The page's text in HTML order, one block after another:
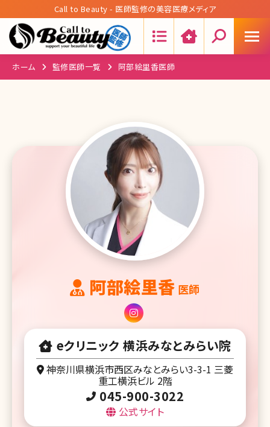
Call to Beauty - 医師監修の美容医療メディア
ホーム 監修医師一覧 阿部絵里香医師
阿部絵里香 医師
eクリニック 横浜みなとみらい院
神奈川県横浜市西区みなとみらい3-3-1 三菱
重工横浜ビル 2階
045-900-3022
公式サイト